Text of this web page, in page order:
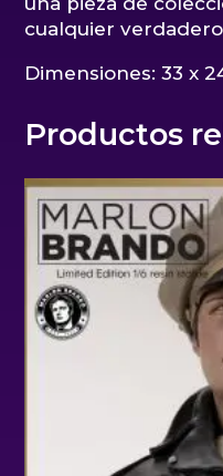
cualquier
Dimensiones: 33 x
Productos